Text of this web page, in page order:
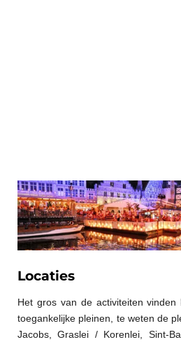
Locaties
Het gros van de activiteiten
toegankelijke pleinen, te weten de
Jacobs, Graslei / Korenlei, Sint-